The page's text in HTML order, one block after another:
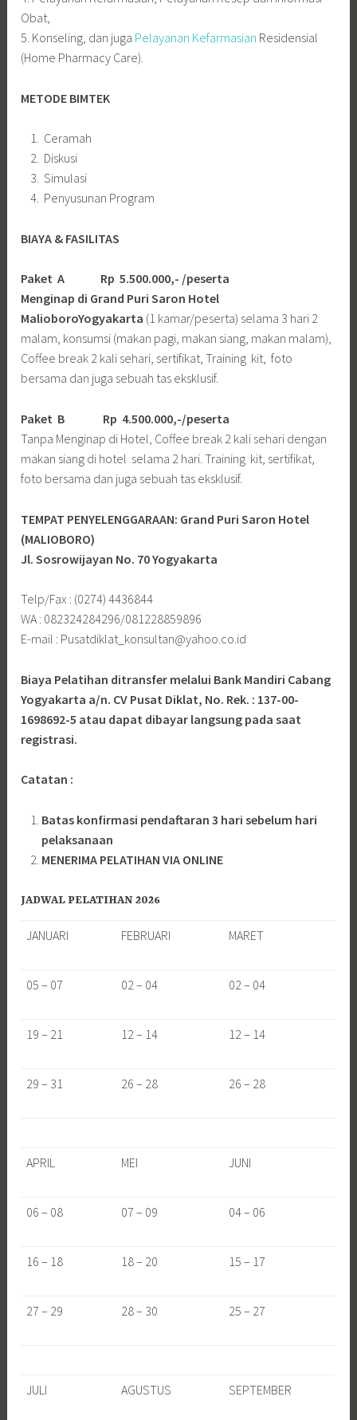
Obat,
5. Konseling, dan juga Pelayanan Kefarmasian Residensial
(Home Pharmacy Care).
METODE BIMTEK
Ceramah
Diskusi
Simulasi
Penyusunan Program
BIAYA & FASILITAS
Paket A Rp 5.500.000,- /peserta
Menginap di Grand Puri Saron Hotel
MalioboroYogyakarta (1 kamar/peserta) selama 3 hari 2
malam, konsumsi (makan pagi, makan siang, makan malam),
Coffee break 2 kali sehari, sertifikat, Training kit, foto
bersama dan juga sebuah tas eksklusif.
Paket B
Rp 4.500.000,-/peserta
Tanpa Menginap di Hotel, Coffee break 2 kali sehari dengan
makan siang di hotel selama 2 hari. Training kit, sertifikat,
foto bersama dan juga sebuah tas eksklusif.
TEMPAT PENYELENGGARAAN: Grand Puri Saron Hotel
(MALIOBORO)
Jl. Sosrowijayan No. 70 Yogyakarta
Telp/Fax : (0274) 4436844
WA : 082324284296/081228859896
E-mail : Pusatdiklat_konsultan@yahoo.co.id
Biaya Pelatihan ditransfer melalui Bank Mandiri Cabang
Yogyakarta a/n. CV Pusat Diklat, No. Rek. : 137-00-
1698692-5 atau dapat dibayar langsung pada saat
registrasi.
Catatan :
Batas konfirmasi pendaftaran 3 hari sebelum hari
pelaksanaan
MENERIMA PELATIHAN VIA ONLINE
JADWAL PELATIHAN 2026
JANUARI FEBRUARI MARET
05 – 07 02 – 04 02 – 04
19 – 21 12 – 14 12 – 14
29 – 31 26 – 28 26 – 28
APRIL MEI JUNI
06 – 08 07 – 09 04 – 06
16 – 18 18 – 20 15 – 17
27 – 29 28 – 30 25 – 27
JULI AGUSTUS SEPTEMBER